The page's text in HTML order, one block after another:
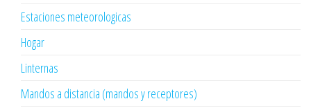
Estaciones meteorologicas
Hogar
Linternas
Mandos a distancia (mandos y receptores)